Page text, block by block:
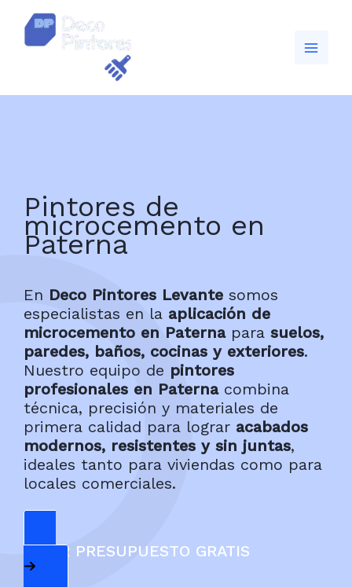
contenido
Pintores de
microcemento en
Paterna
En Deco Pintores Levante somos
especialistas en la aplicación de
microcemento en Paternapara suelos,
paredes, baños, cocinas y exteriores.
Nuestro equipo de pintores
profesionales en Paternacombina
técnica, precisión y materiales de
primera calidad para lograr acabados
modernos, resistentes y sin juntas,
ideales tanto para viviendas como para
locales comerciales.
PEDIR PRESUPUESTO GRATIS